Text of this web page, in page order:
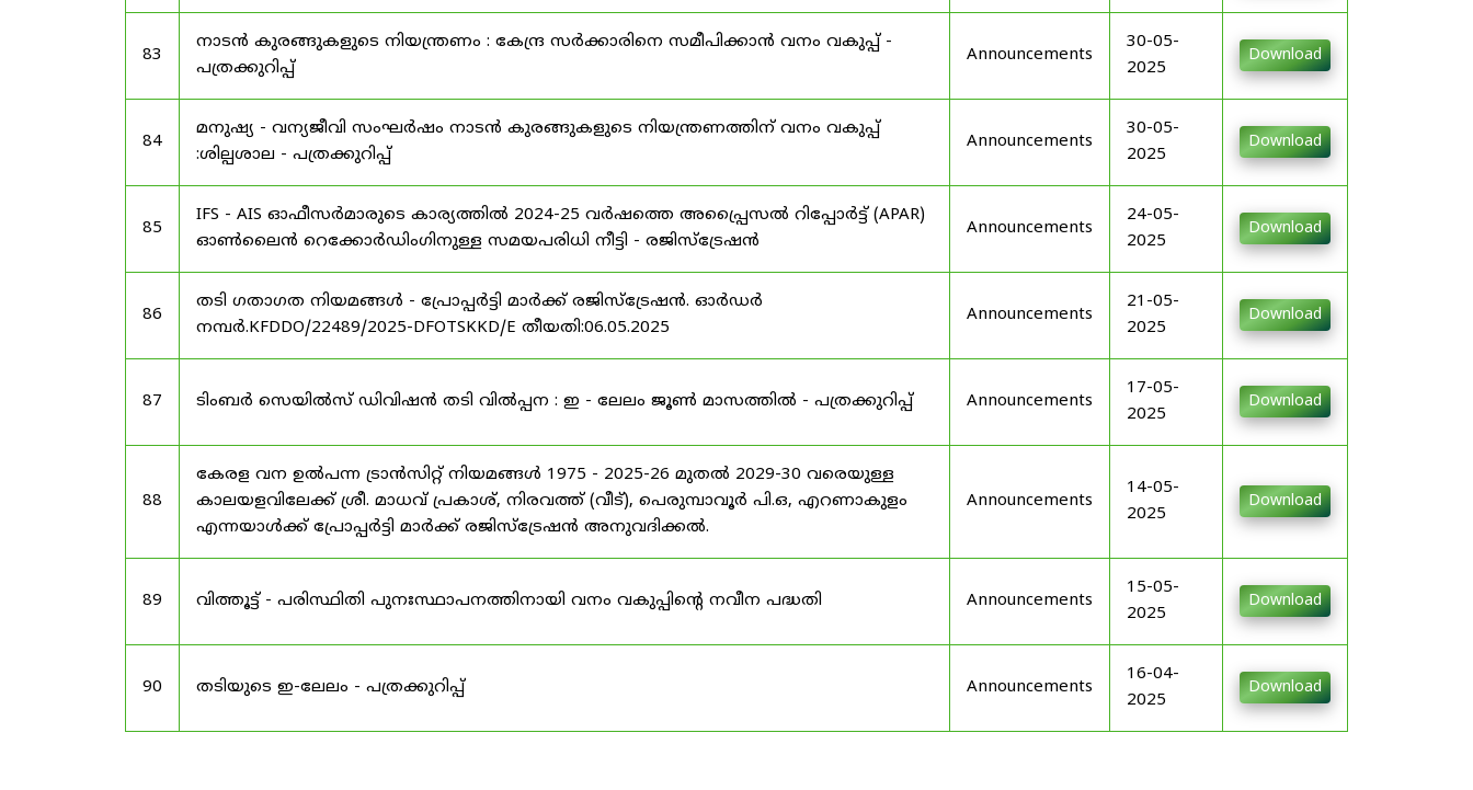
83
നാടൻ കുരങ്ങുകളുടെ നിയന്ത്രണം : കേന്ദ്ര സർക്കാരിനെ സമീപിക്കാൻ വനം വകുപ്പ് -
പത്രക്കുറിപ്പ്
Announcements
30-05-
2025
Download
84
മനുഷ്യ - വന്യജീവി സംഘർഷം നാടൻ കുരങ്ങുകളുടെ നിയന്ത്രണത്തിന് വനം വകുപ്പ്
:ശില്പശാല - പത്രക്കുറിപ്പ്
Announcements
30-05-
2025
Download
85
IFS - AIS ഓഫീസർമാരുടെ കാര്യത്തിൽ 2024-25 വർഷത്തെ അപ്പ്രൈസൽ റിപ്പോർട്ട് (APAR)
ഓൺലൈൻ റെക്കോർഡിംഗിനുള്ള സമയപരിധി നീട്ടി - രജിസ്ട്രേഷൻ
Announcements
24-05-
2025
Download
86
തടി ഗതാഗത നിയമങ്ങൾ - പ്രോപ്പർട്ടി മാർക്ക് രജിസ്ട്രേഷൻ. ഓർഡർ
നമ്പർ.KFDDO/22489/2025-DFOTSKKD/E തീയതി:06.05.2025
Announcements
21-05-
2025
Download
87 ടിംബർ സെയിൽസ് ഡിവിഷൻ തടി വിൽപ്പന : ഇ - ലേലം ജൂൺ മാസത്തിൽ - പത്രക്കുറിപ്പ് Announcements
17-05-
2025
Download
88
കേരള വന ഉൽ‌പന്ന ട്രാൻസിറ്റ് നിയമങ്ങൾ 1975 - 2025-26 മുതൽ 2029-30 വരെയുള്ള
കാലയളവിലേക്ക് ശ്രീ. മാധവ് പ്രകാശ്, നിരവത്ത് (വീട്), പെരുമ്പാവൂർ പി.ഒ, എറണാകുളം
എന്നയാൾക്ക് പ്രോപ്പർട്ടി മാർക്ക് രജിസ്ട്രേഷൻ അനുവദിക്കൽ.
Announcements
14-05-
2025
Download
89 വിത്തൂട്ട് - പരിസ്ഥിതി പുനഃസ്ഥാപനത്തിനായി വനം വകുപ്പിന്റെ നവീന പദ്ധതി Announcements
15-05-
2025
Download
90 തടിയുടെ ഇ-ലേലം - പത്രക്കുറിപ്പ് Announcements
16-04-
2025
Download